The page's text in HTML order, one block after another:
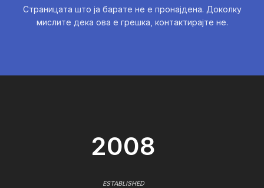
Страницата што ја барате не е пронајдена. Доколку
мислите дека ова е грешка, контактирајте не.
2008
ESTABLISHED